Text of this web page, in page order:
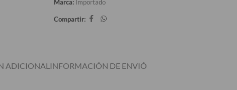
Marca: Importado
Compartir:
ADICIONAL INFORMACIÓN DE ENVIÓ